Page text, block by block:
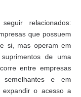
relacionados:
que possuem
si, mas operam em
de uma
entre empresas
e em
o acesso a